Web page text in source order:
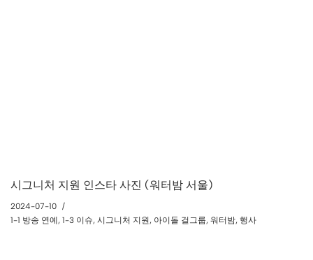
시그니처 지원 인스타 사진 (워터밤 서울)
2024-07-10
1-1 방송 연예, 1-3 이슈, 시그니처 지원, 아이돌 걸그룹, 워터밤, 행사